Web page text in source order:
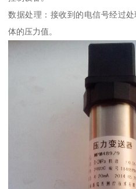
数据处理：接收到的电信号经过
体的压力值。